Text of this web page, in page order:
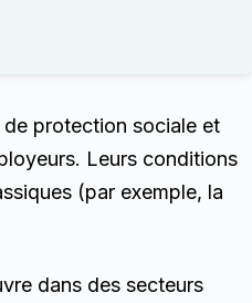
de protection sociale et
Leurs conditions
(par exemple, la
dans des secteurs